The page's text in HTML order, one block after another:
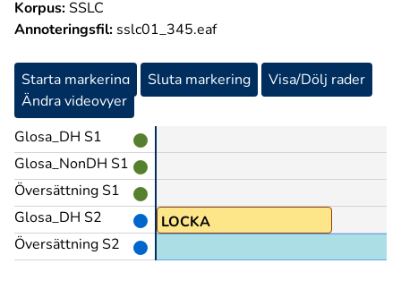
Korpus:SSLC
Annoteringsfil: sslc01_345.eaf
Starta markering Sluta markering
Visa/Dölj rader
Ändra videovyer
Glosa_DH S1
Glosa_NonDH S1
Översättning S1
Glosa_DH S2
Översättning S2
LOCKA